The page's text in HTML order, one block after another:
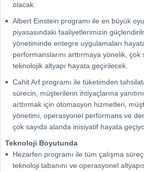
olacak.
Albert Einstein programı ile en büyük
piyasasındaki faaliyetlerimizin
yönetiminde entegre uygulamaları
performanslarını arttırmaya yönelik, çok
teknolojik altyapı hayata geçirilecek.
Cahit Arf programı ile tüketimden
sürecin, müşterilerin ihtiyaçlarına
arttırmak için otomasyon hizmetleri,
yönetimi, operasyonel performans ve
çok sayıda alanda inisiyatif hayata
Teknoloji Boyutunda
Hezarfen programı ile tüm çalışma
teknoloji tabanını ve operasyonel